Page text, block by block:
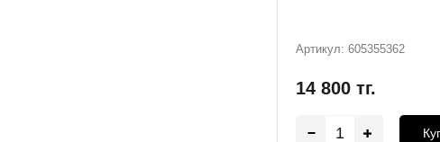
Артикул: 605355362
14 800 тг.